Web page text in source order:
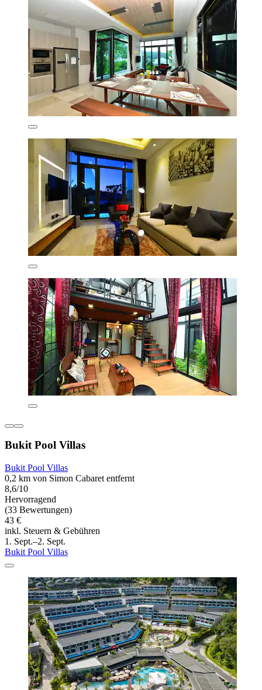
Bukit Pool Villas
Bukit Pool Villas
0,2 km von Simon Cabaret entfernt
8,6/10
Hervorragend
(33 Bewertungen)
43 €
inkl. Steuern & Gebühren
1. Sept.–2. Sept.
Bukit Pool Villas